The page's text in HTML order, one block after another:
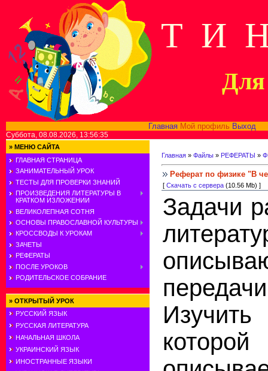
Т И
Для
Главная Мой профиль Выход
Суббота, 08.08.2026, 13:56:35
» МЕНЮ САЙТА
ГЛАВНАЯ СТРАНИЦА
ЗАНИМАТЕЛЬНЫЙ УРОК
ТЕСТЫ ДЛЯ ПРОВЕРКИ ЗНАНИЙ
ПРОИЗВЕДЕНИЯ ЛИТЕРАТУРЫ В
КРАТКОМ ИЗЛОЖЕНИИ
ВЕЛИКОЛЕПНАЯ СОТНЯ
ОСНОВЫ ПРАВОСЛАВНОЙ КУЛЬТУРЫ
КРОССВОДЫ К УРОКАМ
ЗАЧЕТЫ
РЕФЕРАТЫ
ПОСЛЕ УРОКОВ
РОДИТЕЛЬСКОЕ СОБРАНИЕ
» ОТКРЫТЫЙ УРОК
РУССКИЙ ЯЗЫК
РУССКАЯ ЛИТЕРАТУРА
НАЧАЛЬНАЯ ШКОЛА
УКРАИНСКИЙ ЯЗЫК
ИНОСТРАННЫЕ ЯЗЫКИ
Главная » Файлы » РЕФЕРАТЫ »
Реферат по физике "В
[ Скачать с сервера (10.56 Mb) ]
Задачи
о
Изучить
которой